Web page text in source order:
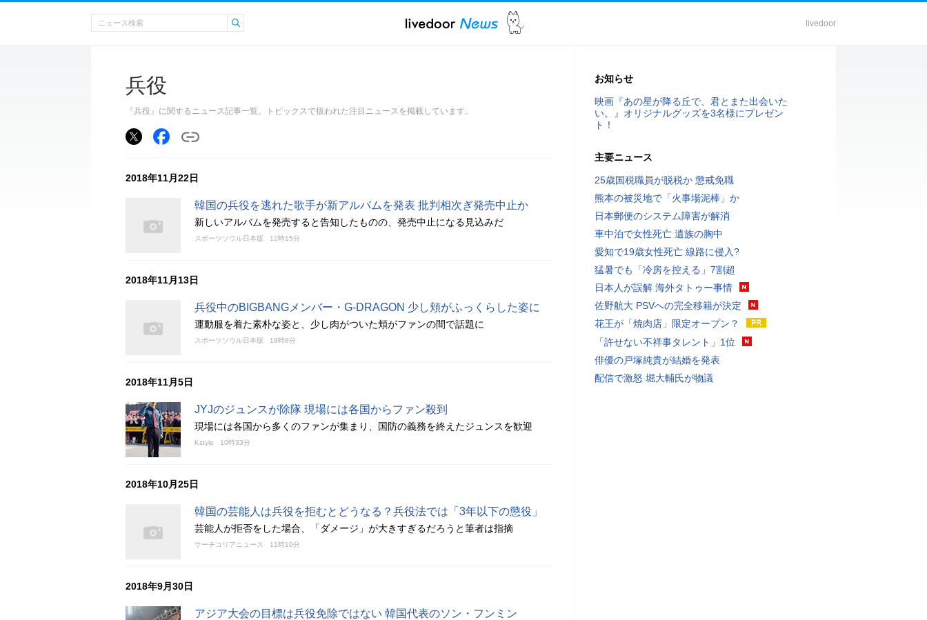
livedoor
兵役
『兵役』に関するニュース記事一覧。トピックスで扱われた注目ニュースを掲載しています。
2018年11月22日
韓国の兵役を逃れた歌手が新アルバムを発表 批判相次ぎ発売中止か
新しいアルバムを発売すると告知したものの、発売中止になる見込みだ
スポーツソウル日本版 12時15分
2018年11月13日
兵役中のBIGBANGメンバー・G-DRAGON 少し頬がふっくらした姿に
運動服を着た素朴な姿と、少し肉がついた頬がファンの間で話題に
スポーツソウル日本版 18時8分
2018年11月5日
JYJのジュンスが除隊 現場には各国からファン殺到
現場には各国から多くのファンが集まり、国防の義務を終えたジュンスを歓迎
Kstyle 10時33分
2018年10月25日
韓国の芸能人は兵役を拒むとどうなる？兵役法では「3年以下の懲役」
芸能人が拒否をした場合、「ダメージ」が大きすぎるだろうと筆者は指摘
サーチコリアニュース 11時10分
2018年9月30日
アジア大会の目標は兵役免除ではない 韓国代表のソン・フンミン
お知らせ
映画『あの星が降る丘で、君とまた出会いた
い。』オリジナルグッズを3名様にプレゼン
ト！
主要ニュース
25歳国税職員が脱税か 懲戒免職
熊本の被災地で「火事場泥棒」か
日本郵便のシステム障害が解消
車中泊で女性死亡 遺族の胸中
愛知で19歳女性死亡 線路に侵入?
猛暑でも「冷房を控える」7割超
日本人が誤解 海外タトゥー事情
佐野航大 PSVへの完全移籍が決定
花王が「焼肉店」限定オープン？
「許せない不祥事タレント」1位
俳優の戸塚純貴が結婚を発表
配信で激怒 堀大輔氏が物議